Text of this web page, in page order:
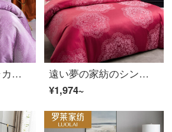
遠夢家紡欧風ジャカード四点セットのシーツセットの唯美花韻は1.5/1.8 mベッドに適用されます。（布団カバー200 x 230 cm）
遠い夢の家紡のシンプルな引花の四点セットのシーツ二人セットセットはイリヤに1.5/1.8 mベッドが適用されます（布団カバー200 x 230）
¥1,974~